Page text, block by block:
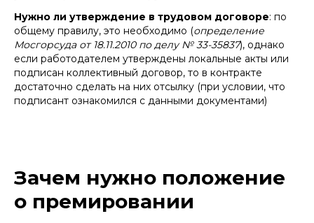
Нужно ли утверждение в трудовом договоре: по
общему правилу, это необходимо (определение
Мосгорсуда от 18.11.2010 по делу № 33-35837), однако
если работодателем утверждены локальные акты или
подписан коллективный договор, то в контракте
достаточно сделать на них отсылку (при условии, что
подписант ознакомился с данными документами)
Зачем нужно положение
о премировании